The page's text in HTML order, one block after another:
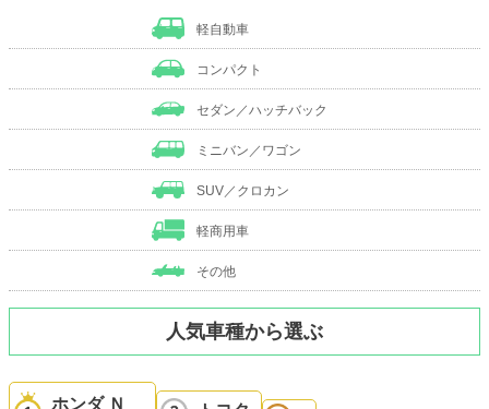
軽自動車
コンパクト
セダン／ハッチバック
ミニバン／ワゴン
SUV／クロカン
軽商用車
その他
人気車種から選ぶ
ホンダ Ｎ